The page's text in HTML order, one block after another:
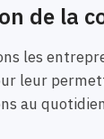
de la
les
leur
au